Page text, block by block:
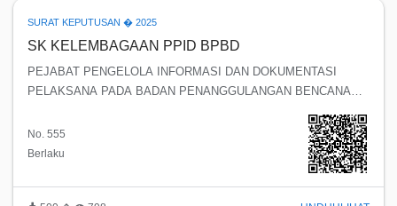
SURAT KEPUTUSAN � 2025
SK KELEMBAGAAN PPID BPBD
PEJABAT PENGELOLA INFORMASI DAN DOKUMENTASI
PELAKSANA PADA BADAN PENANGGULANGAN BENCANA
No. 555
Berlaku